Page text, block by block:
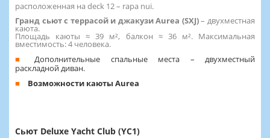
расположенная на deck 12 – rapa nui.
Гранд сьют с террасой и джакузи Aurea (SXJ)– двухместная
каюта.
Площадь каюты ≈ 39 м², балкон ≈ 36 м². Максимальная
вместимость: 4 человека.
Дополнительные спальные места – двухместный
раскладной диван.
Возможности каюты Aurea
Сьют Deluxe Yacht Club (YC1)